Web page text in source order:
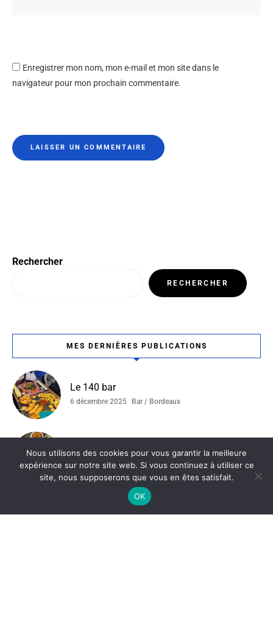
Enregistrer mon nom, mon e-mail et mon site dans le
navigateur pour mon prochain commentaire.
Rechercher
RECHERCHER
MES DERNIÈRES PUBLICATIONS
Le 140 bar
6 décembre 2025 Bar / Bordeaux
Ottoman
4 décembre 2025 Bordeaux / Restaurant Tunisien
La Ferme Du Compostelle
Nous utilisons des cookies pour vous garantir la meilleure
expérience sur notre site web. Si vous continuez à utiliser ce
site, nous supposerons que vous en êtes satisfait.
OK